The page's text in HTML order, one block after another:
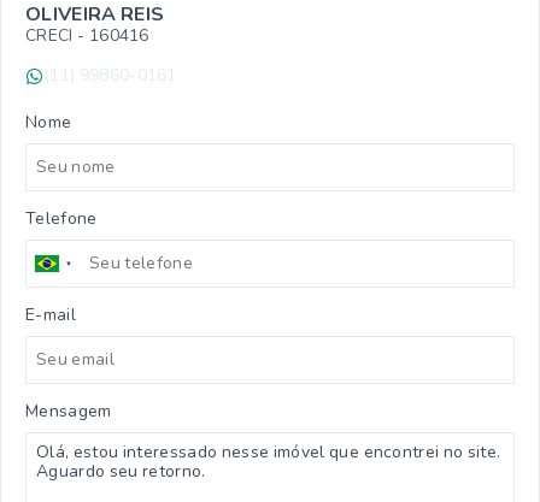
OLIVEIRA REIS
CRECI - 160416
(11) 99860-0161
Nome
Telefone
E-mail
Mensagem